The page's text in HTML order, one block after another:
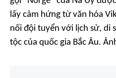
lấy cảm hứng từ văn hóa
nối đội tuyển với lịch sử, di
tộc của quốc gia Bắc Âu.